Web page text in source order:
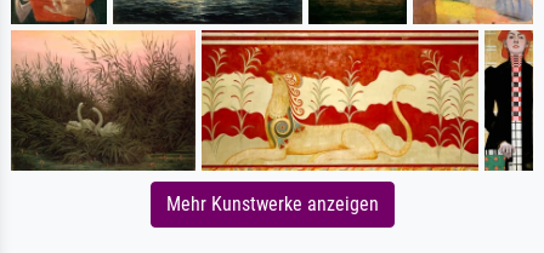
Mehr Kunstwerke anzeigen